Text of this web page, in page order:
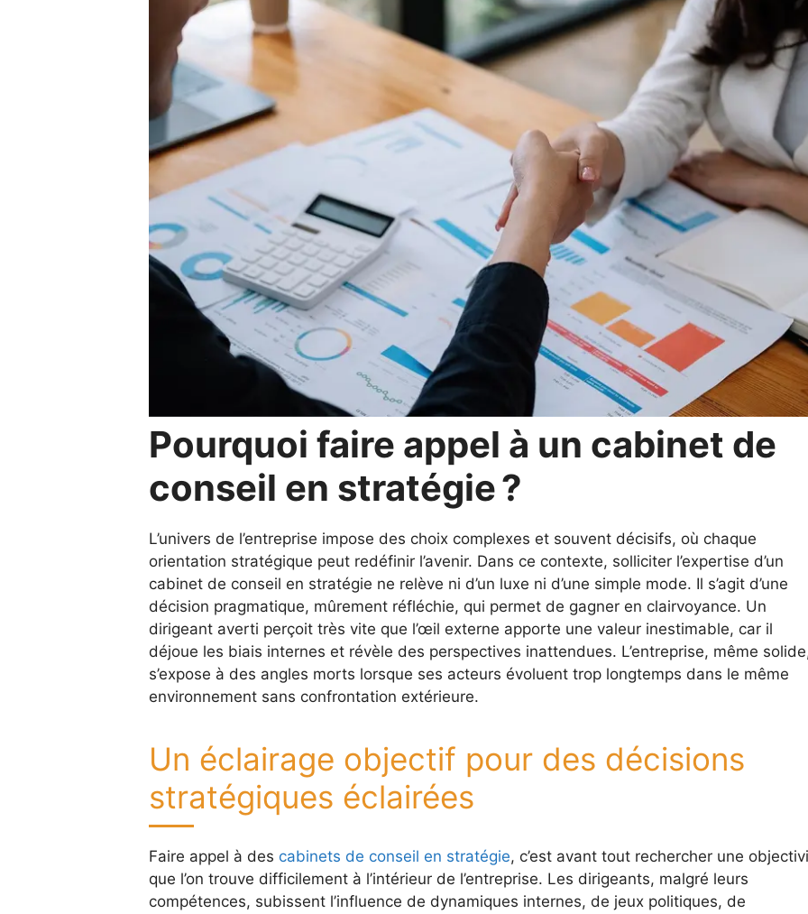
Pourquoi faire appel à un cabinet de
conseil en stratégie ?
L’univers de l’entreprise impose des choix complexes et souvent décisifs, où chaque
orientation stratégique peut redéfinir l’avenir. Dans ce contexte, solliciter l’expertise d’un
cabinet de conseil en stratégie ne relève ni d’un luxe ni d’une simple mode. Il s’agit d’une
décision pragmatique, mûrement réfléchie, qui permet de gagner en clairvoyance. Un
dirigeant averti perçoit très vite que l’œil externe apporte une valeur inestimable, car il
déjoue les biais internes et révèle des perspectives inattendues. L’entreprise, même
s’expose à des angles morts lorsque ses acteurs évoluent trop longtemps dans le même
environnement sans confrontation extérieure.
Un éclairage objectif pour des décisions
stratégiques éclairées
Faire appel à des cabinets de conseil en stratégie, c’est avant tout rechercher une
que l’on trouve difficilement à l’intérieur de l’entreprise. Les dirigeants, malgré leurs
compétences, subissent l’influence de dynamiques internes, de jeux politiques, de